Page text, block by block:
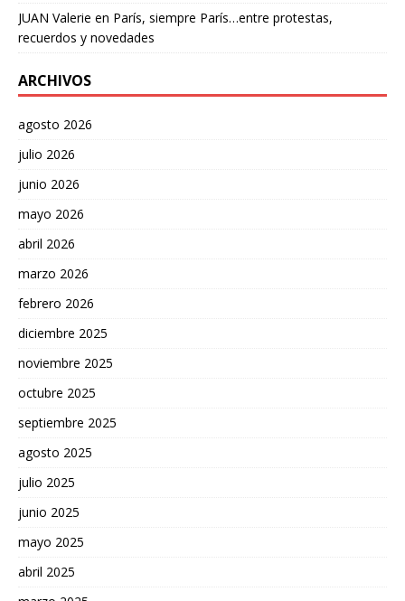
JUAN Valerie en París, siempre París…entre protestas,
recuerdos y novedades
ARCHIVOS
agosto 2026
julio 2026
junio 2026
mayo 2026
abril 2026
marzo 2026
febrero 2026
diciembre 2025
noviembre 2025
octubre 2025
septiembre 2025
agosto 2025
julio 2025
junio 2025
mayo 2025
abril 2025